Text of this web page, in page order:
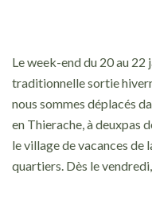
Le week-end du 20 au 22
traditionnelle sortie
nous sommes déplacés
en Thierache, à deuxpas
le village de vacances de
quartiers. Dès le